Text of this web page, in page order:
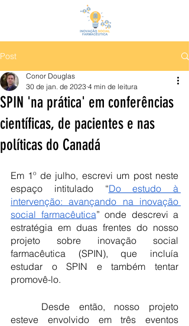
Post
SPIN 'na prática' em conferências
científicas, de pacientes e nas
políticas do Canadá
Conor Douglas
30 de jan. de 2023 4 min de leitura
Em 1º de julho, escrevi um post neste
espaço intitulado “Do estudo à
intervenção: avançando na inovação
social farmacêutica” onde descrevi a
estratégia em duas frentes do nosso
projeto sobre inovação social
farmacêutica (SPIN), que incluía
estudar o SPIN e também tentar
promovê-lo.
esteve envolvido em três eventos